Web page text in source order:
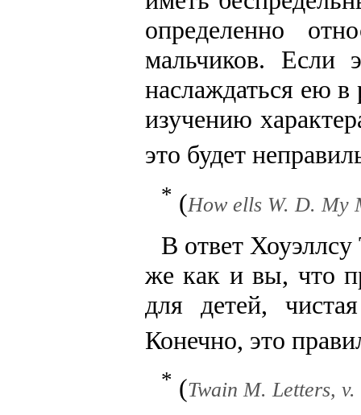
определенно
мальчиков. Если
наслаждаться ею в
изучению
это будет
* (How ells W. D. My
В ответ
же как и вы, что
для детей,
Конечно, это
* (Twain M. Letters,